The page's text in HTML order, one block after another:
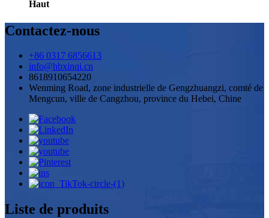
Haut
Contactez-nous
+86 0317 6856613
info@hbxinqi.cn
8618910654220
Wenming Road, zone industrielle de Gengzhuangzi, comté de
Mengcun, ville de Cangzhou, province du Hebei, Chine
Liste de produits